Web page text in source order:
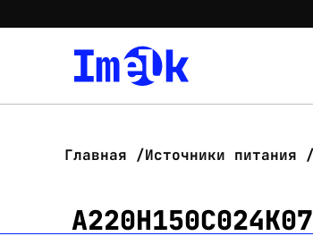
Главная Источники питания
А220Н150С024К07